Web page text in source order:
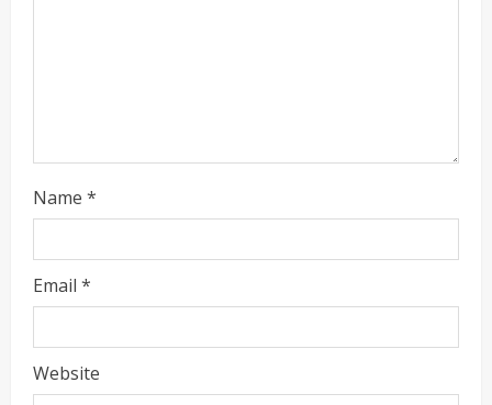
Name *
Email *
Website